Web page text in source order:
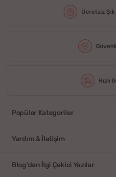
Ücretsiz
Hızlı
Popüler Kategoriler
Yardım & İletişim
Blog'dan İlgi Çekici Yazılar